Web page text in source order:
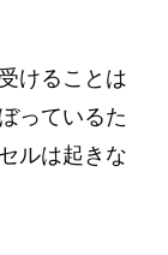
けることは
っているた
ルは起きな